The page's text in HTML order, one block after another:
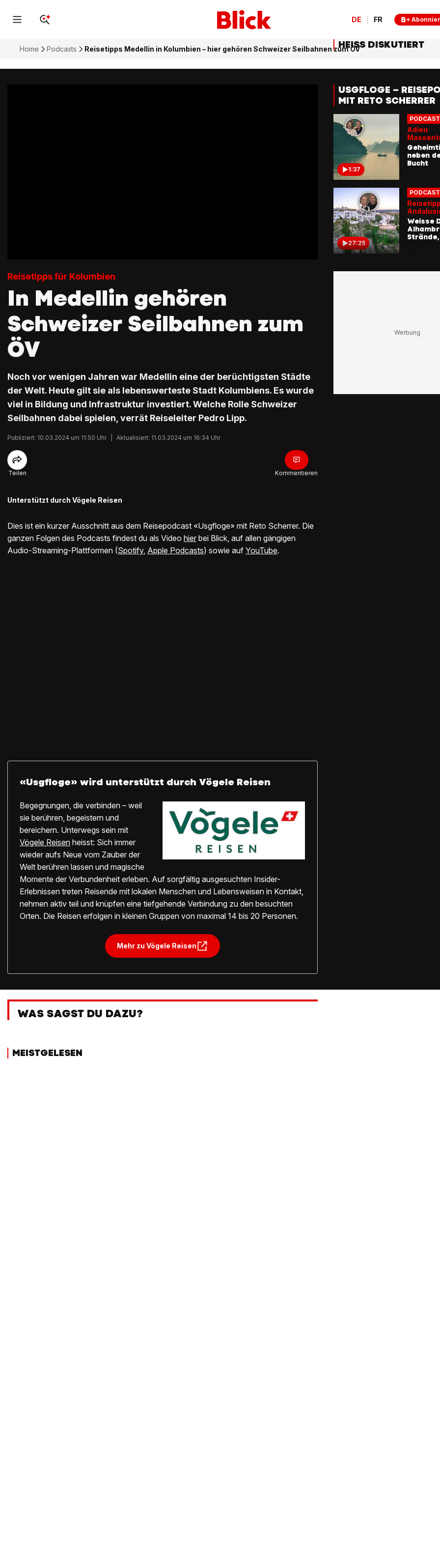
DE FR
Home Podcasts Reisetipps Medellin in Kolumbien – hier gehören Schweizer Seilbahnen zum ÖV
Reisetipps für Kolumbien
In Medellin gehören
Schweizer Seilbahnen zum
ÖV
Noch vor wenigen Jahren war Medellin eine der berüchtigsten Städte
der Welt. Heute gilt sie als lebenswerteste Stadt Kolumbiens. Es wurde
viel in Bildung und Infrastruktur investiert. Welche Rolle Schweizer
Seilbahnen dabei spielen, verrät Reiseleiter Pedro Lipp.
Publiziert: 10.03.2024 um 11:50 Uhr Aktualisiert: 11.03.2024 um 16:34 Uhr
Teilen Kommentieren
Unterstützt durch Vögele Reisen
Dies ist ein kurzer Ausschnitt aus dem Reisepodcast «Usgfloge» mit Reto Scherrer. Die
ganzen Folgen des Podcasts findest du als Video hier bei Blick, auf allen gängigen
Audio-Streaming-Plattformen (Spotify, Apple Podcasts) sowie auf YouTube.
«Usgfloge» wird unterstützt durch Vögele Reisen
Begegnungen, die verbinden – weil
sie berühren, begeistern und
bereichern. Unterwegs sein mit
Vögele Reisen heisst: Sich immer
wieder aufs Neue vom Zauber der
Welt berühren lassen und magische
Momente der Verbundenheit erleben. Auf sorgfältig ausgesuchten Insider-
Erlebnissen treten Reisende mit lokalen Menschen und Lebensweisen in Kontakt,
nehmen aktiv teil und knüpfen eine tiefgehende Verbindung zu den besuchten
Orten. Die Reisen erfolgen in kleinen Gruppen von maximal 14 bis 20 Personen.
Mehr zu Vögele Reisen
USGFLOGE –
MIT RETO SCHERRER
1:37
Adieu
neben
Bucht
27:25
Weisse
WAS SAGST DU DAZU?
HEISS DISKUTIERT
MEISTGELESEN